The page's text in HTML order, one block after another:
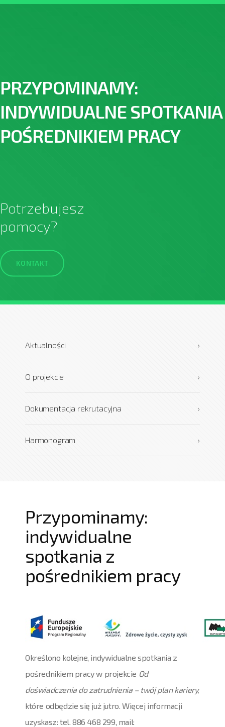
PRZYPOMINAMY:
INDYWIDUALNE
POŚREDNIKIEM PRACY
Potrzebujesz
pomocy?
KONTAKT
›
Aktualności
›
O projekcie
›
Dokumentacja rekrutacyjna
›
Harmonogram
Przypominamy:
indywidualne
spotkania z
pośrednikiem pracy
Określono kolejne, indywidualne spotkania z
pośrednikiem pracy w projekcie Od
doświadczenia do zatrudnienia – twój plan kariery,
które odbędzie się już jutro. Więcej informacji
uzyskasz: tel. 886 468 299, mail: